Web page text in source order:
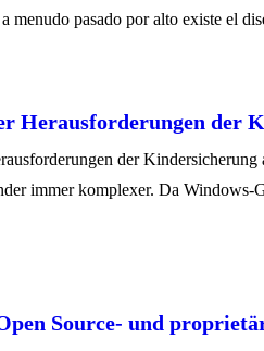
menudo pasado por alto existe el
Herausforderungen der
der
immer komplexer. Da Windows-
Source- und